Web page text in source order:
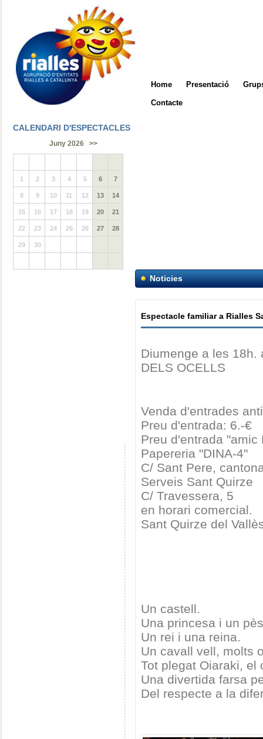
Home Presentació
Contacte
CALENDARI D'ESPECTACLES
Juny 2026 >>
1 2 3 4 5 6 7
8 9 10 11 12 13 14
15 16 17 18 19 20 21
22 23 24 25 26 27 28
29 30
Noticies
Espectacle familiar a Rialles
Diumenge a les 18h.
DELS OCELLS
Venda d'entrades
Preu d'entrada: 6.-€
Preu d'entrada "amic
Papereria "DINA-4"
C/ Sant Pere,
Serveis Sant Quirze
C/ Travessera, 5
en horari comercial.
Sant Quirze del
Un castell.
Una princesa i un
Un rei i una reina.
Un cavall vell, molts
Tot plegat Oiaraki, el
Una divertida farsa
Del respecte a la